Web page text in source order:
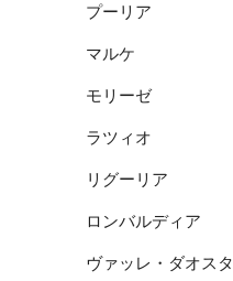
プーリア
マルケ
モリーゼ
ラツィオ
リグーリア
ロンバルディア
ヴァッレ・ダオスタ